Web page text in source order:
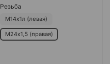
Резьба
М14х1л (левая)
М24х1,5 (правая)